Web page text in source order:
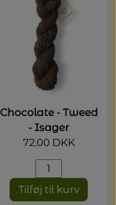
Chocolate - Tweed
- Isager
72,00 DKK
Tilføj til kurv